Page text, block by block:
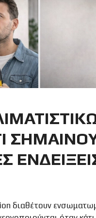
ΕΠΙΣΚΕΥΗ
διαθέτουν